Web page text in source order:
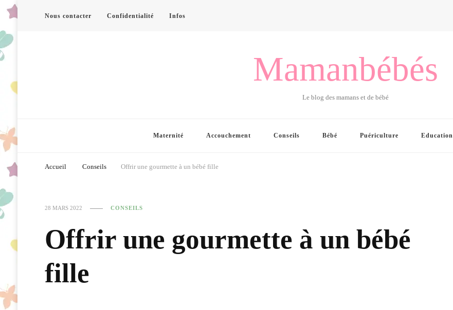
Nous contacter Confidentialité Infos
Mamanbébés
Le blog des mamans et de bébé
Maternité Accouchement Conseils Bébé Puériculture Education
Accueil Conseils Offrir une gourmette à un bébé fille
28 MARS 2022 CONSEILS
Offrir une gourmette à un bébé
fille